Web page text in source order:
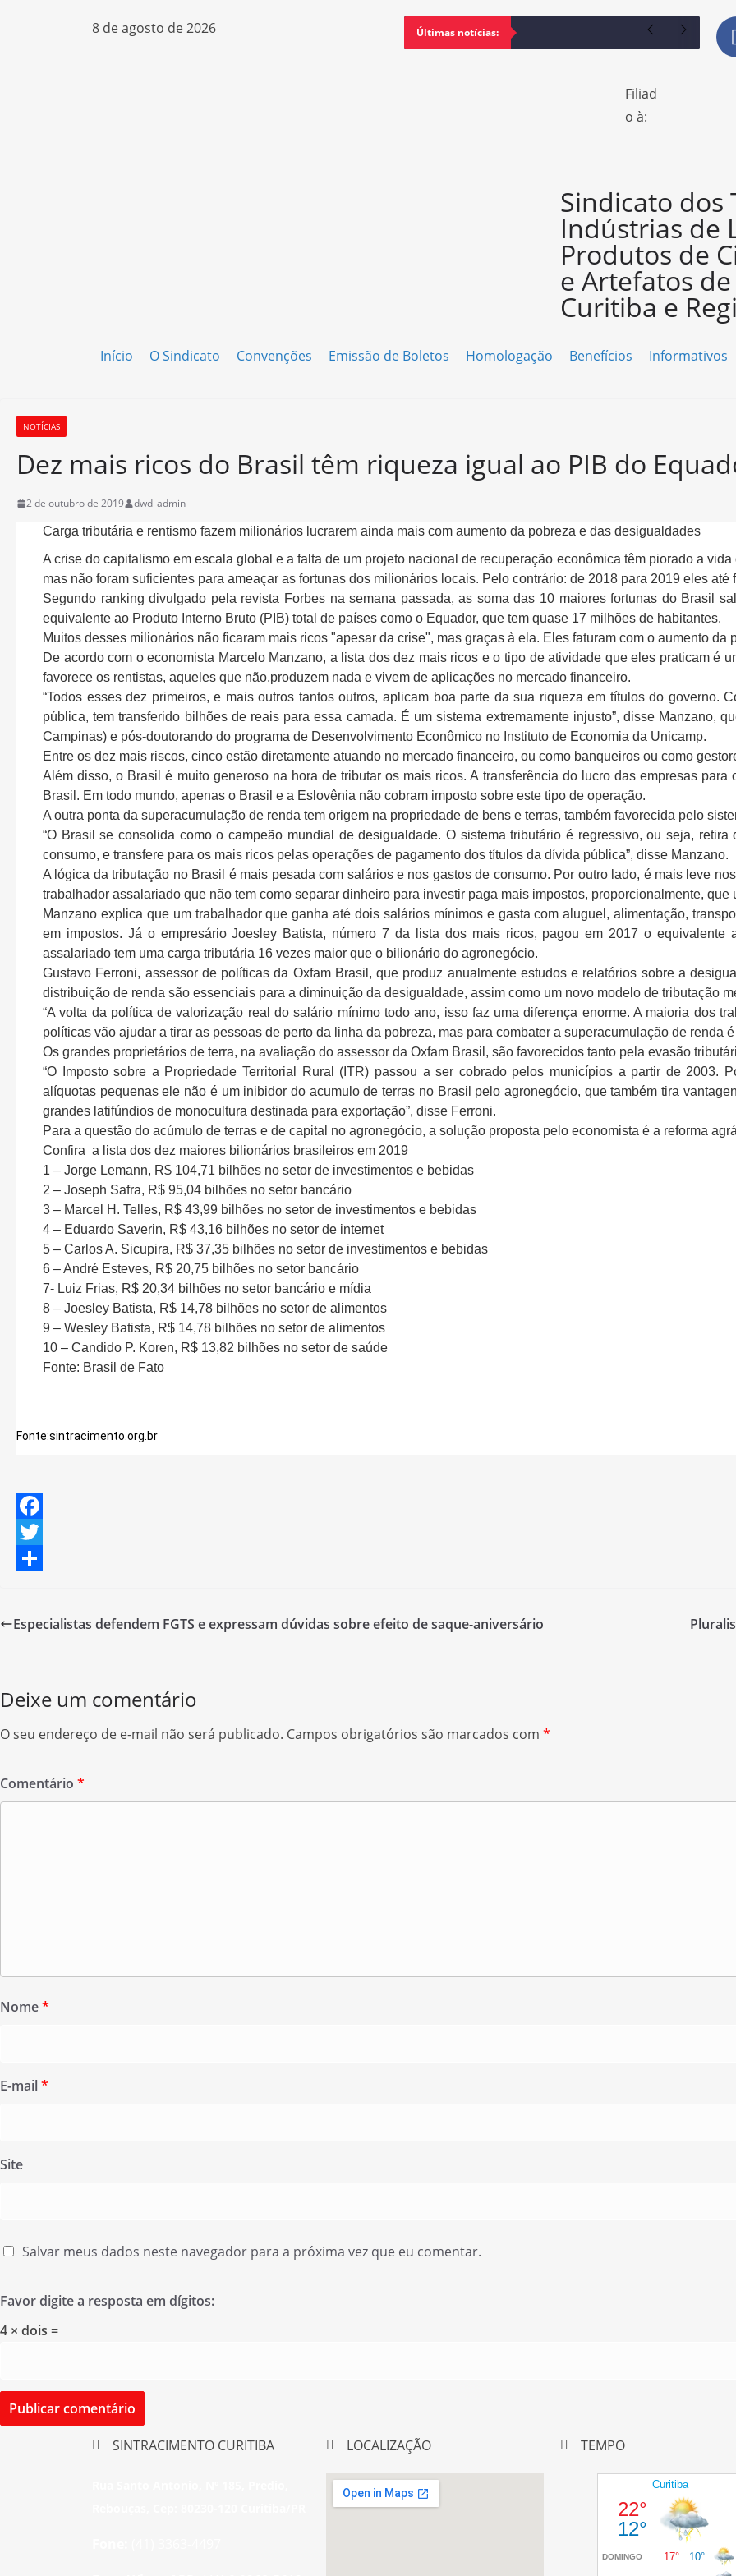
8 de agosto de 2026 Últimas notícias:
Filiad
o à:
Sindicato dos
Indústrias de
Produtos de
e Artefatos
Curitiba e
Início O Sindicato Convenções Emissão de Boletos Homologação Benefícios Informativos
NOTÍCIAS
Dez mais ricos do Brasil têm riqueza igual ao PIB do
2 de outubro de 2019
dwd_admin
Carga tributária e rentismo fazem milionários lucrarem ainda mais com aumento da pobreza e das desigualdades
A crise do capitalismo em escala global e a falta de um projeto nacional de recuperação econômica têm piorado a
mas não foram suficientes para ameaçar as fortunas dos milionários locais. Pelo contrário: de 2018 para 2019 eles até
Segundo ranking divulgado pela revista Forbes na semana passada, as soma das 10 maiores fortunas do Brasil
equivalente ao Produto Interno Bruto (PIB) total de países como o Equador, que tem quase 17 milhões de habitantes.
Muitos desses milionários não ficaram mais ricos "apesar da crise", mas graças à ela. Eles faturam com o aumento da
De acordo com o economista Marcelo Manzano, a lista dos dez mais ricos e o tipo de atividade que eles praticam é
favorece os rentistas, aqueles que não,produzem nada e vivem de aplicações no mercado financeiro.
“Todos esses dez primeiros, e mais outros tantos outros, aplicam boa parte da sua riqueza em títulos do governo.
pública, tem transferido bilhões de reais para essa camada. É um sistema extremamente injusto”, disse Manzano,
Campinas) e pós-doutorando do programa de Desenvolvimento Econômico no Instituto de Economia da Unicamp.
Entre os dez mais riscos, cinco estão diretamente atuando no mercado financeiro, ou como banqueiros ou como
Além disso, o Brasil é muito generoso na hora de tributar os mais ricos. A transferência do lucro das empresas
Brasil. Em todo mundo, apenas o Brasil e a Eslovênia não cobram imposto sobre este tipo de operação.
A outra ponta da superacumulação de renda tem origem na propriedade de bens e terras, também favorecida pelo
“O Brasil se consolida como o campeão mundial de desigualdade. O sistema tributário é regressivo, ou seja,
consumo, e transfere para os mais ricos pelas operações de pagamento dos títulos da dívida pública”, disse Manzano.
A lógica da tributação no Brasil é mais pesada com salários e nos gastos de consumo. Por outro lado, é mais leve
trabalhador assalariado que não tem como separar dinheiro para investir paga mais impostos, proporcionalmente, que
Manzano explica que um trabalhador que ganha até dois salários mínimos e gasta com aluguel, alimentação,
em impostos. Já o empresário Joesley Batista, número 7 da lista dos mais ricos, pagou em 2017 o equivalente
assalariado tem uma carga tributária 16 vezes maior que o bilionário do agronegócio.
Gustavo Ferroni, assessor de políticas da Oxfam Brasil, que produz anualmente estudos e relatórios sobre a
distribuição de renda são essenciais para a diminuição da desigualdade, assim como um novo modelo de tributação
“A volta da política de valorização real do salário mínimo todo ano, isso faz uma diferença enorme. A maioria dos
políticas vão ajudar a tirar as pessoas de perto da linha da pobreza, mas para combater a superacumulação de renda
Os grandes proprietários de terra, na avaliação do assessor da Oxfam Brasil, são favorecidos tanto pela evasão
“O Imposto sobre a Propriedade Territorial Rural (ITR) passou a ser cobrado pelos municípios a partir de 2003.
alíquotas pequenas ele não é um inibidor do acumulo de terras no Brasil pelo agronegócio, que também tira
grandes latifúndios de monocultura destinada para exportação”, disse Ferroni.
Para a questão do acúmulo de terras e de capital no agronegócio, a solução proposta pelo economista é a reforma
Confira a lista dos dez maiores bilionários brasileiros em 2019
1 – Jorge Lemann, R$ 104,71 bilhões no setor de investimentos e bebidas
2 – Joseph Safra, R$ 95,04 bilhões no setor bancário
3 – Marcel H. Telles, R$ 43,99 bilhões no setor de investimentos e bebidas
4 – Eduardo Saverin, R$ 43,16 bilhões no setor de internet
5 – Carlos A. Sicupira, R$ 37,35 bilhões no setor de investimentos e bebidas
6 – André Esteves, R$ 20,75 bilhões no setor bancário
7- Luiz Frias, R$ 20,34 bilhões no setor bancário e mídia
8 – Joesley Batista, R$ 14,78 bilhões no setor de alimentos
9 – Wesley Batista, R$ 14,78 bilhões no setor de alimentos
10 – Candido P. Koren, R$ 13,82 bilhões no setor de saúde
Fonte: Brasil de Fato
Fonte:sintracimento.org.br
F
aT
Especialistas defendem FGTS e expressam dúvidas sobre efeito de saque-aniversário
Deixe um comentário
O seu endereço de e-mail não será publicado. Campos obrigatórios são marcados com *
Comentário *
Nome*
E-mail*
Site
Salvar meus dados neste navegador para a próxima vez que eu comentar.
Favor digite a resposta em dígitos:
4 × dois =
SINTRACIMENTO CURITIBA LOCALIZAÇÃO TEMPO